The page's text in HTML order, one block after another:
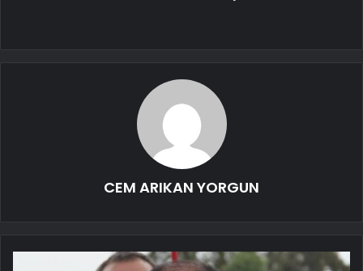
CEM ARIKAN YORGUN